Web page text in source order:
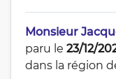
Monsieur
paru le 23/12/
dans la région